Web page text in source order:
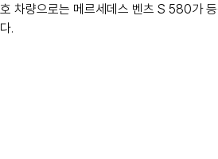
호 차량으로는 메르세데스 벤츠 S 580가
다.